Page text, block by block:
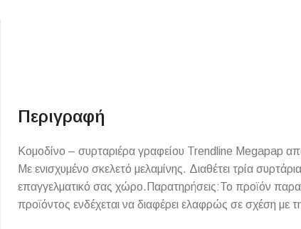
Εξωτερικού Χώρου
Τοίχου - Δαπέδου Μπάνιου
Πισίνας
Επένδυσης Τοίχου
Περιγραφή
Κομοδίνο – συρταριέρα γραφείου Trendline Megapap
Με ενισχυμένο σκελετό μελαμίνης. Διαθέτει τρία
επαγγελματικό σας χώρο.Παρατηρήσεις:Το προϊόν
προϊόντος ενδέχεται να διαφέρει ελαφρώς σε σχέση με